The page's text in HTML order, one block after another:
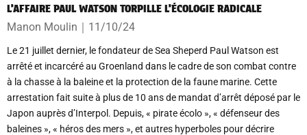
L’AFFAIRE PAUL WATSON TORPILLE L’ÉCOLOGIE RADICALE
Manon Moulin ｜ 11/10/24
Le 21 juillet dernier, le fondateur de Sea Sheperd Paul Watson est
arrêté et incarcéré au Groenland dans le cadre de son combat contre
à la chasse à la baleine et la protection de la faune marine. Cette
arrestation fait suite à plus de 10 ans de mandat d’arrêt déposé par le
Japon auprès d’Interpol. Depuis, « pirate écolo », « défenseur des
baleines », « héros des mers », et autres hyperboles pour décrire